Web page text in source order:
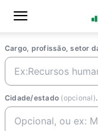
Cargo, profissão, setor
Cidade/estado (opcional)